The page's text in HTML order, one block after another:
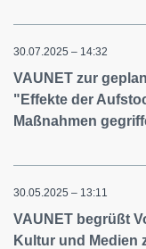
30.07.2025 – 14:32
VAUNET zur
"Effekte der
Maßnahmen
30.05.2025 – 13:11
VAUNET begrüßt
Kultur und Medien